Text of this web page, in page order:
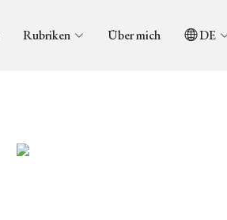
Rubriken Über mich DE